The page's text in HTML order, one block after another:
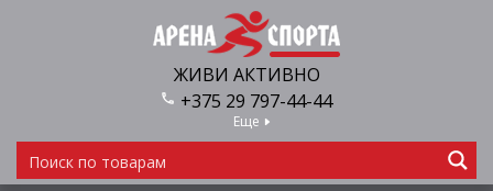
ЖИВИ АКТИВНО
+375 29 797-44-44
Еще